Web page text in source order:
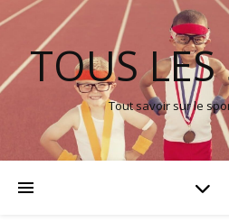
TOUS LES
Tout savoir sur le